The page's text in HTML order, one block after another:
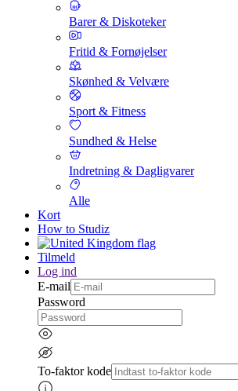
Barer & Diskoteker
Fritid & Fornøjelser
Skønhed & Velvære
Sport & Fitness
Sundhed & Helse
Indretning & Dagligvarer
Alle
Kort
How to Studiz
Tilmeld
Log ind
E-mail
Password
To-faktor kode